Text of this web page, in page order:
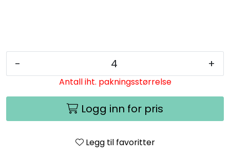
- +
Antall iht. pakningsstørrelse
Logg inn for pris
Legg til favoritter